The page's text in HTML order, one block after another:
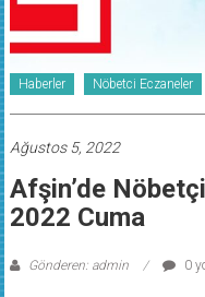
Haberler Nöbetci Eczaneler
Ağustos 5, 2022
Afşin’de
2022 Cuma
Gönderen: admin 0